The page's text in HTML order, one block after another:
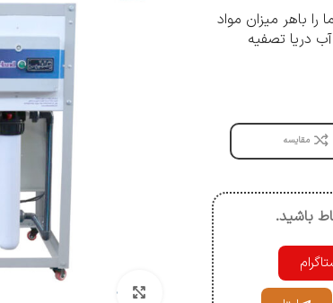
باهر میزان مواد
دریا تصفیه
مقایسه
باشید.
بزرگنمایی تصویر